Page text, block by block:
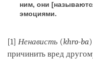
ним, они
эмоциями.
[1] Ненависть (khro-ba
причинить вред